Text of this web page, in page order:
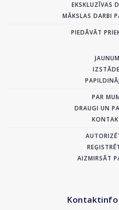
EKSKLUZĪVAS
MĀKSLAS DARBI
PIEDĀVĀT
PAR
DRAUGI UN
AIZMIRSĀT